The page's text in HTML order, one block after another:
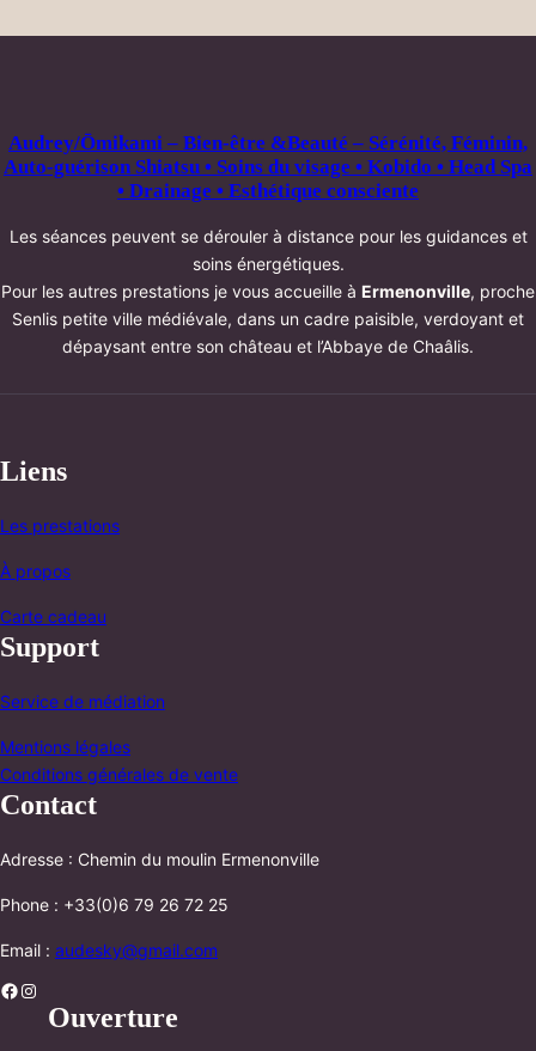
Audrey/Ōmikami – Bien-être &Beauté – Sérénité, Féminin,
Auto-guérison Shiatsu • Soins du visage • Kobido • Head Spa
• Drainage • Esthétique consciente
Les séances peuvent se dérouler à distance pour les guidances et
soins énergétiques.
Pour les autres prestations je vous accueille à Ermenonville, proche
Senlis petite ville médiévale, dans un cadre paisible, verdoyant et
dépaysant entre son château et l’Abbaye de Chaâlis.
Liens
Les prestations
À propos
Carte cadeau
Support
Service de médiation
Mentions légales
Conditions générales de vente
Contact
Adresse : Chemin du moulin Ermenonville
Phone : +33(0)6 79 26 72 25
Email : audesky@gmail.com
Facebook Instagram
Ouverture